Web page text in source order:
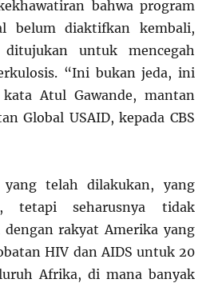
bahwa program
belum diaktifkan kembali,
untuk mencegah
“Ini bukan jeda, ini
kata Atul Gawande, mantan
Global USAID, kepada CBS
yang telah dilakukan, yang
tetapi seharusnya tidak
rakyat Amerika yang
HIV dan AIDS untuk 20
Afrika, di mana banyak